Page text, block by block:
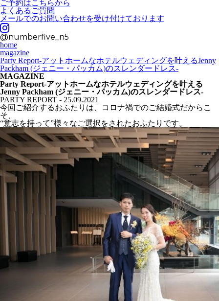
ご予約はこちらから
よくあるご質問
メールでのお問い合わせを受け付けております
@numberfive_n5
home
magazine
Party Report-アットホームなホテルウェディングを叶えるJenny
Packham (ジェニー・パッカム)のスレンダードレス-
MAGAZINE
Party Report-アットホームなホテルウェディングを叶える
Jenny Packham (ジェニー・パッカム)のスレンダードレス-
PARTY REPORT - 25.09.2021
今回ご紹介するおふたりは、コロナ禍でのご結婚式だからこ
そ、
“意志を持って”様々なご選択をされたおふたりです。